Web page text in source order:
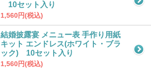
10セット入り
1,560円(税込)
結婚披露宴 メニュー表 手作り用紙
キット エンドレス(ホワイト・ブラ
ック) 10セット入り
1,560円(税込)